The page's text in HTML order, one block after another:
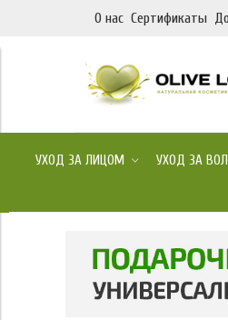
О нас Сертификаты
УХОД ЗА ЛИЦОМ УХОД ЗА